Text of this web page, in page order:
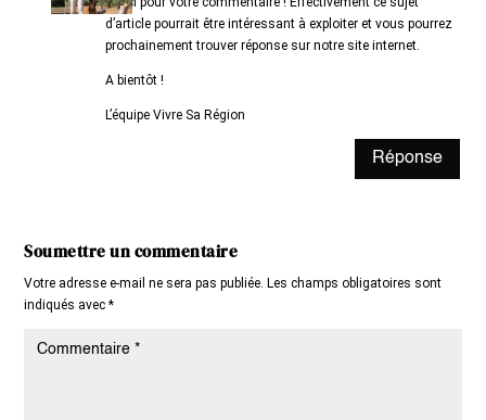
d’article pourrait être intéressant à exploiter et vous pourrez
prochainement trouver réponse sur notre site internet.
A bientôt !
L’équipe Vivre Sa Région
Réponse
Soumettre un commentaire
Votre adresse e-mail ne sera pas publiée. Les champs obligatoires sont
indiqués avec*